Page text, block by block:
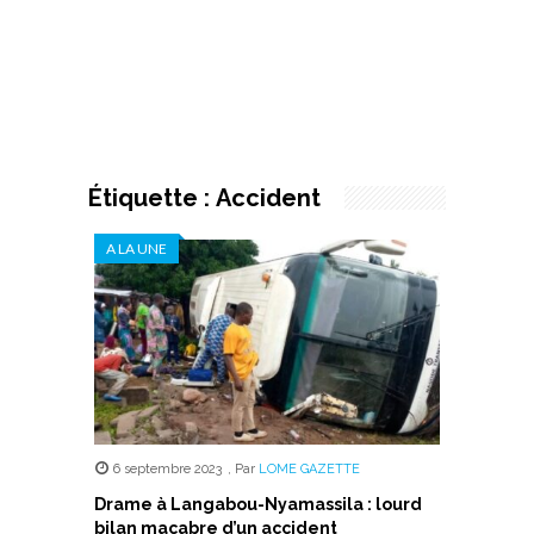
Étiquette : Accident
A LA UNE
6 septembre 2023 , Par LOME GAZETTE
Drame à Langabou-Nyamassila : lourd
bilan macabre d’un accident